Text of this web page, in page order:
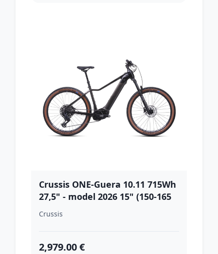
Crussis ONE-Guera 10.11 715Wh
27,5" - model 2026 15" (150-165
cm)
Crussis
2,979.00 €